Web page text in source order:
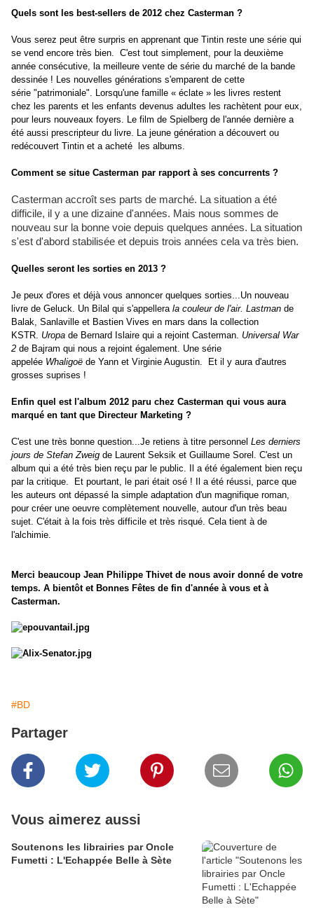
Quels sont les best-sellers de 2012 chez Casterman ?
Vous serez peut être surpris en apprenant que Tintin reste une série qui
se vend encore très bien. C'est tout simplement, pour la deuxième
année consécutive, la meilleure vente de série du marché de la bande
dessinée ! Les nouvelles générations s'emparent de cette
série "patrimoniale". Lorsqu'une famille « éclate » les livres restent
chez les parents et les enfants devenus adultes les rachètent pour eux,
pour leurs nouveaux foyers. Le film de Spielberg de l'année dernière a
été aussi prescripteur du livre. La jeune génération a découvert ou
redécouvert Tintin et a acheté les albums.
Comment se situe Casterman par rapport à ses concurrents ?
Casterman accroît ses parts de marché. La situation a été
difficile, il y a une dizaine d'années. Mais nous sommes de
nouveau sur la bonne voie depuis quelques années. La situation
s'est d'abord stabilisée et depuis trois années cela va très bien.
Quelles seront les sorties en 2013 ?
Je peux d'ores et déjà vous annoncer quelques sorties...Un nouveau
livre de Geluck. Un Bilal qui s'appellera la couleur de l'air. Lastman de
Balak, Sanlaville et Bastien Vives en mars dans la collection
KSTR. Uropa de Bernard Islaire qui a rejoint Casterman. Universal War
2 de Bajram qui nous a rejoint également. Une série
appelée Whaligoë de Yann et Virginie Augustin. Et il y aura d'autres
grosses suprises !
Enfin quel est l'album 2012 paru chez Casterman qui vous aura
marqué en tant que Directeur Marketing ?
C'est une très bonne question...Je retiens à titre personnel Les derniers
jours de Stefan Zweig de Laurent Seksik et Guillaume Sorel. C'est un
album qui a été très bien reçu par le public. Il a été également bien reçu
par la critique. Et pourtant, le pari était osé ! Il a été réussi, parce que
les auteurs ont dépassé la simple adaptation d'un magnifique roman,
pour créer une oeuvre complètement nouvelle, autour d'un très beau
sujet. C'était à la fois très difficile et très risqué. Cela tient à de
l'alchimie.
Merci beaucoup Jean Philippe Thivet de nous avoir donné de votre
temps. A bientôt et Bonnes Fêtes de fin d'année à vous et à
Casterman.
#BD
Partager
Vous aimerez aussi
Soutenons les librairies par Oncle
Fumetti : L'Echappée Belle à Sète